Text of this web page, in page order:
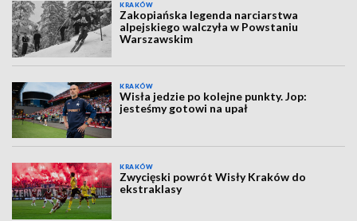
KRAKÓW
Zakopiańska legenda narciarstwa
alpejskiego walczyła w Powstaniu
Warszawskim
KRAKÓW
Wisła jedzie po kolejne punkty. Jop:
jesteśmy gotowi na upał
KRAKÓW
Zwycięski powrót Wisły Kraków do
ekstraklasy